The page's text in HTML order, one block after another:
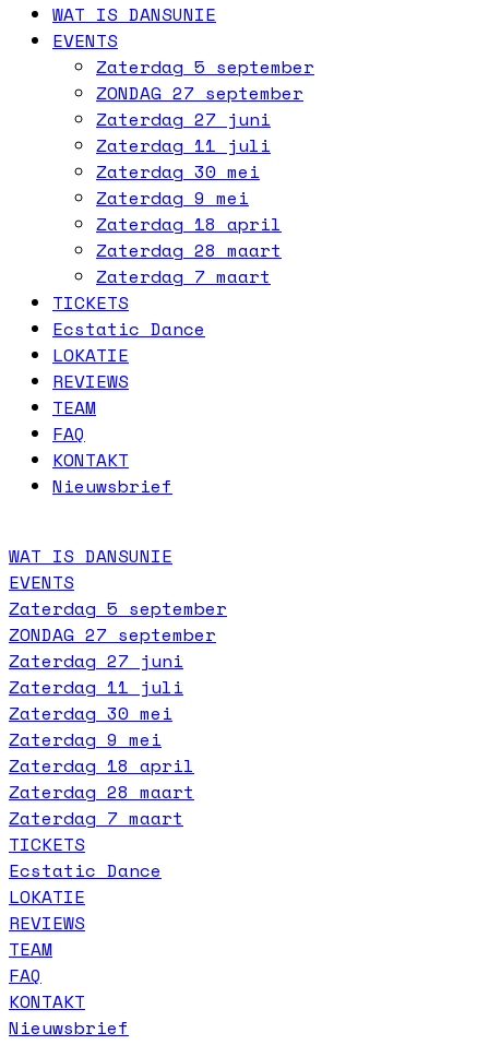
WAT IS DANSUNIE
EVENTS
Zaterdag 5 september
ZONDAG 27 september
Zaterdag 27 juni
Zaterdag 11 juli
Zaterdag 30 mei
Zaterdag 9 mei
Zaterdag 18 april
Zaterdag 28 maart
Zaterdag 7 maart
TICKETS
Ecstatic Dance
LOKATIE
REVIEWS
TEAM
FAQ
KONTAKT
Nieuwsbrief
WAT IS DANSUNIE
EVENTS
Zaterdag 5 september
ZONDAG 27 september
Zaterdag 27 juni
Zaterdag 11 juli
Zaterdag 30 mei
Zaterdag 9 mei
Zaterdag 18 april
Zaterdag 28 maart
Zaterdag 7 maart
TICKETS
Ecstatic Dance
LOKATIE
REVIEWS
TEAM
FAQ
KONTAKT
Nieuwsbrief